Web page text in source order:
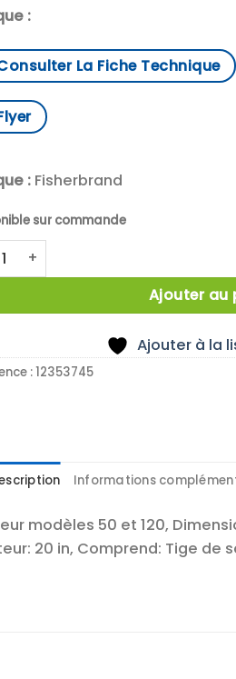
:
La Fiche Technique
:Fisherbrand
sur commande
de CABINE INSONORISATION
Ajouter au
Ajouter à la
:12353745
Informations
modèles 50 et 120,
20 in, Comprend: Tige